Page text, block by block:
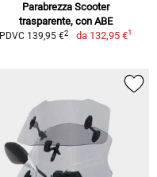
Parabrezza Scooter
trasparente, con ABE
PDVC 139,95 €2 da 132,95 €1